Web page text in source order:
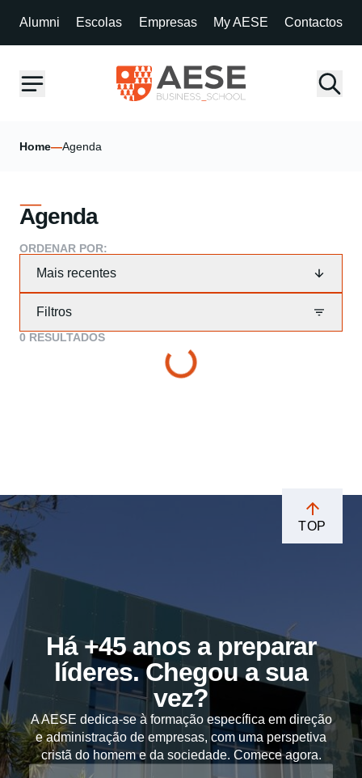
Alumni Escolas Empresas My AESE Contactos
Home—Agenda
Agenda
0 RESULTADOS
ORDENAR POR:
Mais recentes
Filtros
TOP
Há +45 anos a preparar
líderes. Chegou a sua
vez?
A AESE dedica-se à formação específica em direção
e administração de empresas, com uma perspetiva
cristã do homem e da sociedade. Comece agora.